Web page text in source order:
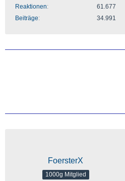
Reaktionen
61.677
Beiträge
34.991
FoersterX
1000g Mitglied